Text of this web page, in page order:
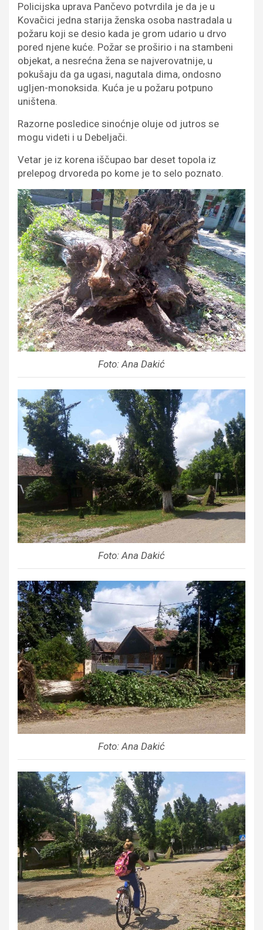
Policijska uprava Pančevo potvrdila je da je u
Kovačici jedna starija ženska osoba nastradala u
požaru koji se desio kada je grom udario u drvo
pored njene kuće. Požar se proširio i na stambeni
objekat, a nesrećna žena se najverovatnije, u
pokušaju da ga ugasi, nagutala dima, ondosno
ugljen-monoksida. Kuća je u požaru potpuno
uništena.
Razorne posledice sinoćnje oluje od jutros se
mogu videti i u Debeljači.
Vetar je iz korena iščupao bar deset topola iz
prelepog drvoreda po kome je to selo poznato.
Foto: Ana Dakić
Foto: Ana Dakić
Foto: Ana Dakić